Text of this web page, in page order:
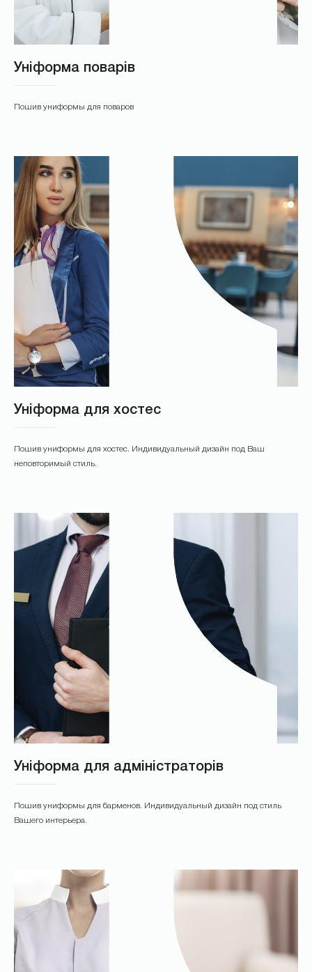
Уніформа поварів
Пошив униформы для поваров
Уніформа для хостес
Пошив униформы для хостес. Индивидуальный дизайн под Ваш
неповторимый стиль.
Уніформа для адміністраторів
Пошив униформы для барменов. Индивидуальный дизайн под стиль
Вашего интерьера.